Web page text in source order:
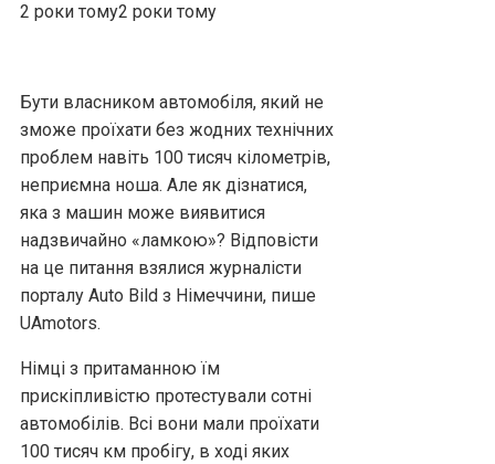
2 роки тому2 роки тому
Бути власником автомобіля, який не
зможе проїхати без жодних технічних
проблем навіть 100 тисяч кілометрів,
неприємна ноша. Але як дізнатися,
яка з машин може виявитися
надзвичайно «ламкою»? Відповісти
на це питання взялися журналісти
порталу Auto Bild з Німеччини, пише
UAmotors.
Німці з притаманною їм
прискіпливістю протестували сотні
автомобілів. Всі вони мали проїхати
100 тисяч км пробігу, в ході яких